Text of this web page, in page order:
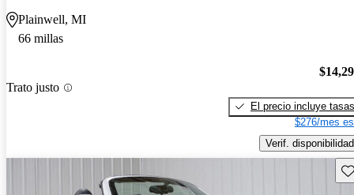
Plainwell, MI
66 millas
Trato justo
El precio incluye tasas
$276/mes
Verif. disponibilidad